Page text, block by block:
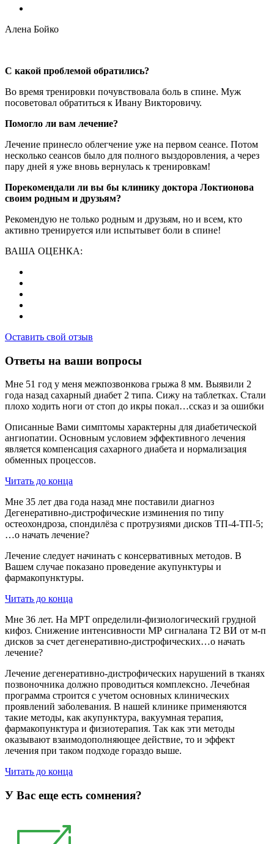
Алена Бойко
С какой проблемой обратились?
Во время тренировки почувствовала боль в спине. Муж
посоветовал обратиться к Ивану Викторовичу.
Помогло ли вам лечение?
Лечение принесло облегчение уже на первом сеансе. Потом
несколько сеансов было для полного выздоровления, а через
пару дней я уже вновь вернулась к тренировкам!
Порекомендали ли вы бы клинику доктора Локтионова
своим родным и друзьям?
Рекомендую не только родным и друзьям, но и всем, кто
активно тренируется или испытывет боли в спине!
ВАША ОЦЕНКА:
Оставить свой отзыв
Ответы на ваши вопросы
Мне 51 год у меня межпозвонкова грыжа 8 мм. Выявили 2
года назад сахарный диабет 2 типа. Сижу на таблетках. Стали
плохо ходить ноги от стоп до икры покал…ссказ и за ошибки
Описанные Вами симптомы характерны для диабетической
ангиопатии. Основным условием эффективного лечения
является компенсация сахарного диабета и нормализация
обменных процессов.
Читать до конца
Мне 35 лет два года назад мне поставили диагноз
Дегенеративно-дистрофические изминения по типу
остеохондроза, спондилёза с протрузиями дисков ТП-4-ТП-5;
…о начать лечение?
Лечение следует начинать с консервативных методов. В
Вашем случае показано проведение акупунктуры и
фармакопунктуры.
Читать до конца
Мне 36 лет. На МРТ определили-физиологический грудной
кифоз. Снижение интенсивности МР сигналана Т2 ВИ от м-п
дисков за счет дегенеративно-дистрофических…о начать
лечение?
Лечение дегенеративно-дистрофических нарушений в тканях
позвоночника должно проводиться комплексно. Лечебная
программа строится с учетом основных клинических
проявлений заболевания. В нашей клинике применяются
такие методы, как акупунктура, вакуумная терапия,
фармакопунктура и физиотерапия. Так как эти методы
оказывают взаимодополняющее действие, то и эффект
лечения при таком подходе гораздо выше.
Читать до конца
У Вас еще есть сомнения?